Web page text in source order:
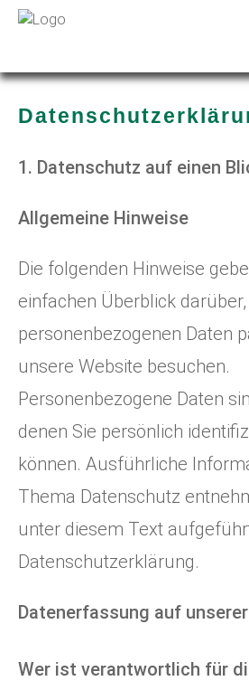
1. Datenschutz auf einen
Allgemeine Hinweise
Die folgenden Hinweise
einfachen Überblick
personenbezogenen Daten
unsere Website besuchen.
Personenbezogene Daten
denen Sie persönlich
können. Ausführliche
Thema Datenschutz
unter diesem Text
Datenschutzerklärung.
Datenerfassung auf
Wer ist verantwortlich für